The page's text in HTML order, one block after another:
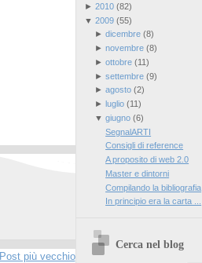
Post più vecchio
► 2010(82)
▼ 2009(55)
► dicembre(8)
► novembre(8)
► ottobre(11)
► settembre(9)
► agosto(2)
► luglio(11)
▼ giugno(6)
SegnalARTI
Consigli di reference
A proposito di web 2.0
Master e dintorni
Compilando la bibliografia
In principio era la carta ...
Cerca nel blog